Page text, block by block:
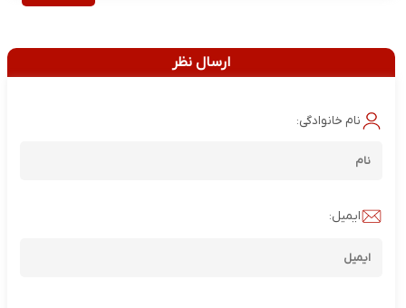
ارسال نظر
نام خانوادگی:
ایمیل: